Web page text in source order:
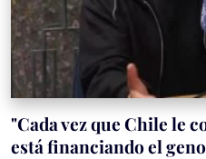
"Cada vez que Chile le
está financiando el